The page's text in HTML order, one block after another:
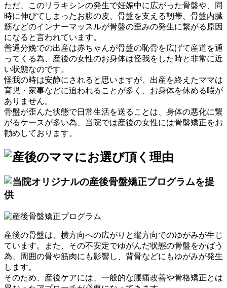
ただ、このリラキシンの発生で妊娠中に広がった骨盤や、同
時に伸びてしまったお腹の皮、骨盤を支える靭帯、骨盤内臓
筋などのインナーマッスルが骨盤の歪みの発生に繋がる原因
になると言われています。
普通分娩での出産は赤ちゃんが骨盤の恥骨を広げて産道を通
ってくる為、産後の女性のお身体は怪我をした時と非常に近
い状態なのです。
怪我の時は安静にされると思いますが、出産を終えたママは
育児・家事などに追われることが多く、お身体を休める暇が
ありません。
骨盤が歪んた状態で日常生活を送ることは、身体の悪化に繋
がるケースが多い為、当院では産後の女性には骨盤矯正をお
勧めしております。
産後の骨盤は、横方向への広がりと縦方向でのゆがみが生じ
ています。また、その不安定でゆがんだ状態の骨盤をかばう
為、周囲の骨や筋肉にも影響し、背骨などにもゆがみが発生
します。
そのため、産後ケアには、一般的な腰痛改善や骨格矯正とは